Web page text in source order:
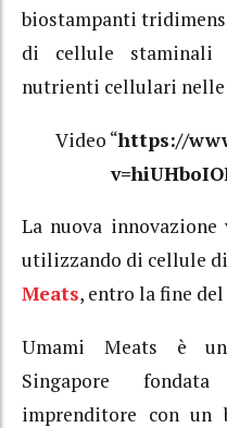
biostampanti
di cellule staminali
nutrienti cellulari nelle
Video “https://
La nuova
utilizzando di cellule
Meats, entro la fine
Umami Meats è
Singapore
imprenditore con un